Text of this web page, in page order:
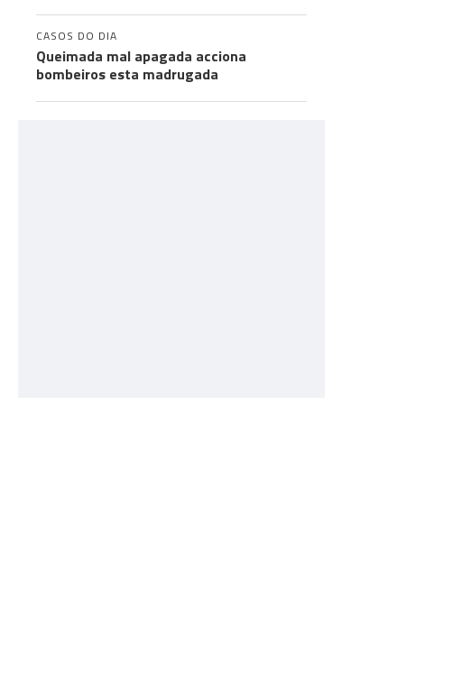
CASOS DO DIA
Queimada mal apagada acciona
bombeiros esta madrugada